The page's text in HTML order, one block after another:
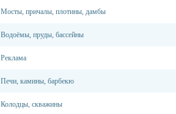
Мосты, причалы, плотины, дамбы
Водоёмы, пруды, бассейны
Реклама
Печи, камины, барбекю
Колодцы, скважины